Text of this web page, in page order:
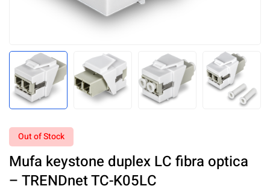
Out of Stock
Mufa keystone duplex LC fibra optica
– TRENDnet TC-K05LC